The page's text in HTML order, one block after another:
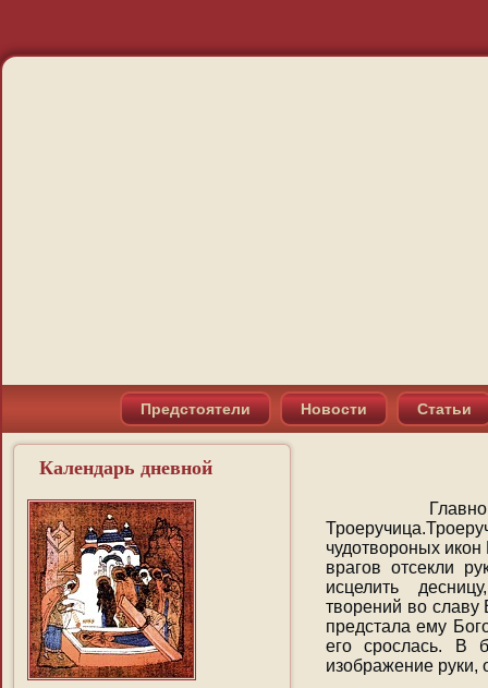
Предстоятели Новости Статьи
Календарь дневной
Главной
чудотвороных
врагов отсекли
исцелить
творений во славу
предстала ему
его срослась. В
изображение руки,